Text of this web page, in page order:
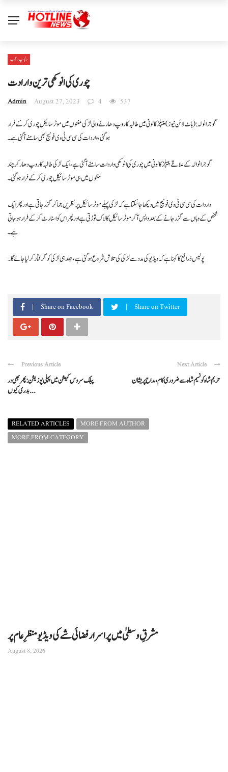
دلچسپ و عجیب
چوری کی انوکھی ترین وارادت
Admin August 27, 2023 4 537
گوجرانولہ: ( ہاٹ لائن نیوز) پیپلز کالونی میں طالبہ کا روپ دھارنے والی لڑکی منٹوں میں موٹرسایکل چوری کر کے فرار
ہو گئی ، واردات کی سی سی ٹی وی فوٹیج بھی سامنے آگئی ہے۔
گوجرانوالہ کے علاقے پیپلز کالونی میں چوری کی انوکھی واردات سامنے آ گئی ہے ، ایک لڑکی طالبہ کا روپ دھار کر چند
منٹوں میں ہی موٹرسائیکل چوری کر کے فرار ہوگئی۔
واردات کی سی سی ٹی وی فوٹیج میں دیکھا جا سکتا ہے کہ لڑکی پہلے موٹرسائیکل پر نظریں جما کر گزر جاتی ہے اور پھر ایک
شخص کے وہاں سے گزر جانے کے بعد واپس آکر موٹرسائیکل کا لاک توڑتی ہے اور پھر اس کو اسٹارٹ کرکے فرار ہوجاتی
ہے۔
پولیس ذرائع کا کہنا ہے کہ ویڈیوکی مدد سے لڑکی کی تلاش شروع ہو گئی ہے، جلد ہی لڑکی کو گرفتارکر لیا جائے گا۔
Share on Facebook Share on Twitter
Previous Article
پبلک سروس کمیشن میں پہلی پوزیشن : پھر بھی در
بدری کیوں ...
Next Article
حریم شاہ کو نسیم شاہ سے ضروری کام ، مداح پریشان
RELATED ARTICLES
MORE FROM AUTHOR
MORE FROM CATEGORY
مشرقِ وسطیٰ میں پراسرار فضائی شے کی ویڈیو منظرِ عام پر
August 8, 2026